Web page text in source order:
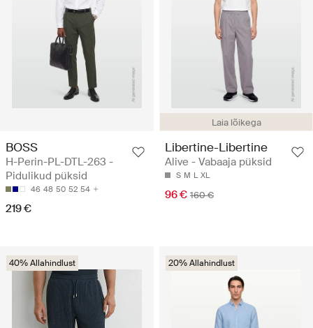
BOSS
H-Perin-PL-DTL-263 -
Pidulikud püksid
46 48 50 52 54
219 €
Laia lõikega
Libertine-Libertine
Alive - Vabaaja püksid
S M L XL
96 € 160 €
40% Allahindlust 20% Allahindlust